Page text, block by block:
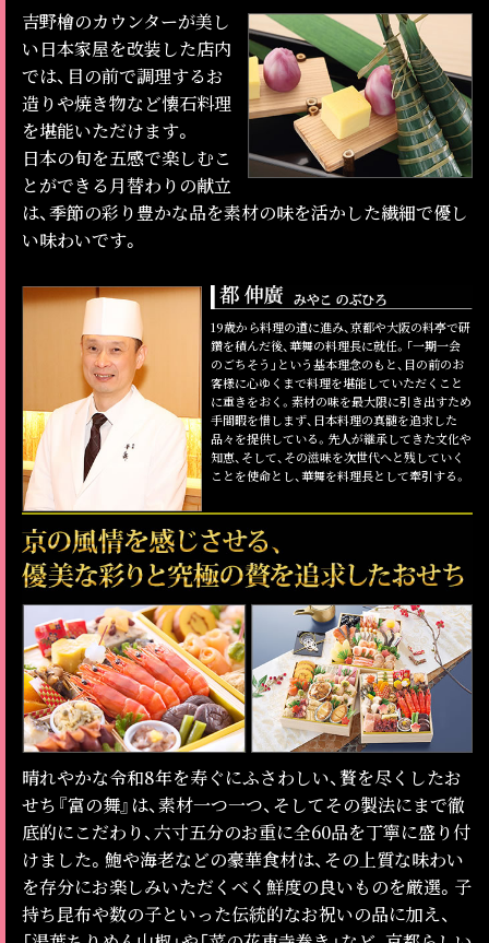
吉野檜のカウンターが美し
い日本家屋を改装した店内
では、目の前で調理するお
造りや焼き物など懐石料理
を堪能いただけます。
日本の旬を五感で楽しむこ
とができる月替わりの献立
は、季節の彩り豊かな品を素材の味を活かした繊細で優し
い味わいです。
19歳から料理の道に進み、京都や大阪の料亭で研
鑽を積んだ後、華舞の料理長に就任。「一期一会
のごちそう」という基本理念のもと、目の前のお
客様に心ゆくまで料理を堪能していただくこと
に重きをおく。素材の味を最大限に引き出すため
手間暇を惜しまず、日本料理の真髄を追求した
品々を提供している。先人が継承してきた文化や
知恵、そして、その滋味を次世代へと残していく
ことを使命とし、華舞を料理長として牽引する。
晴れやかな令和8年を寿ぐにふさわしい、贅を尽くしたお
せち『富の舞』は、素材一つ一つ、そしてその製法にまで徹
底的にこだわり、六寸五分のお重に全60品を丁寧に盛り付
けました。鮑や海老などの豪華食材は、その上質な味わい
を存分にお楽しみいただくべく鮮度の良いものを厳選。子
持ち昆布や数の子といった伝統的なお祝いの品に加え、